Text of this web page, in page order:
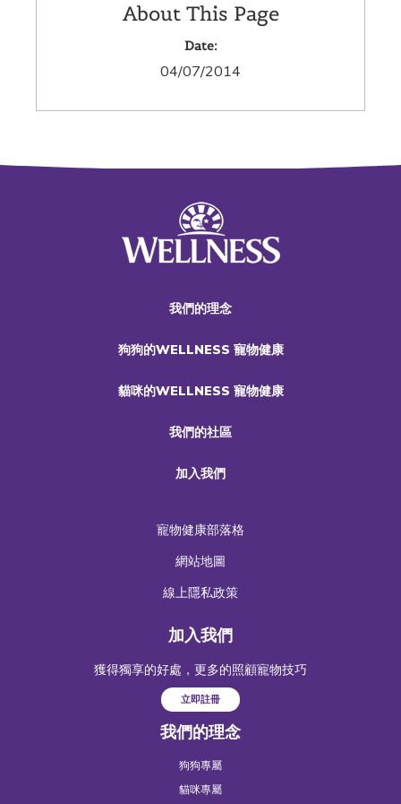
About This Page
Date:
04/07/2014
我們的理念
狗狗的WELLNESS 寵物健康
貓咪的WELLNESS 寵物健康
我們的社區
加入我們
寵物健康部落格
網站地圖
線上隱私政策
加入我們
獲得獨享的好處，更多的照顧寵物技巧
立即註冊
我們的理念
狗狗專屬
貓咪專屬